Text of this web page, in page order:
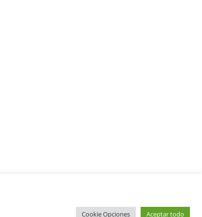
Cookie Opciones Aceptar todo